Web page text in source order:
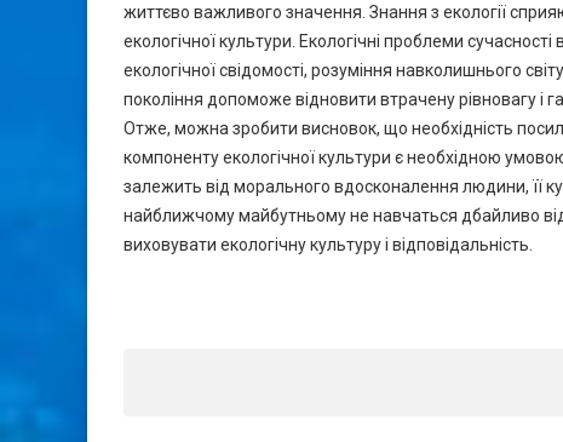
життєво важливого значення. Знання з екології
екологічної культури. Екологічні проблеми
екологічної свідомості, розуміння навколишнього
покоління допоможе відновити втрачену рівновагу і
Отже, можна зробити висновок, що необхідність
компоненту екологічної культури є необхідною
залежить від морального вдосконалення людини, її
найближчому майбутньому не навчаться дбайливо
виховувати екологічну культуру і відповідальність.